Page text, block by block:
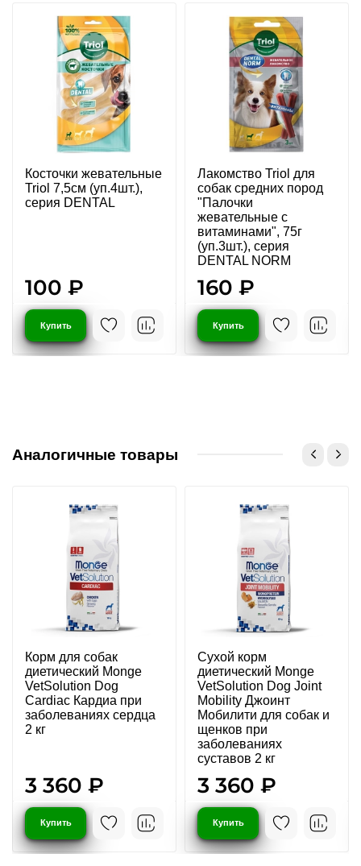
Косточки жевательные
Triol 7,5см (уп.4шт.),
серия DENTAL
100 ₽
Купить
Лакомство Triol для
собак средних пород
"Палочки
жевательные с
витаминами", 75г
(уп.3шт.), серия
DENTAL NORM
160 ₽
Купить
Аналогичные товары
Корм для собак
диетический Monge
VetSolution Dog
Cardiac Кардиа при
заболеваниях сердца
2 кг
3 360 ₽
Купить
Сухой корм
диетический Monge
VetSolution Dog Joint
Mobility Джоинт
Мобилити для собак и
щенков при
заболеваниях
суставов 2 кг
3 360 ₽
Купить